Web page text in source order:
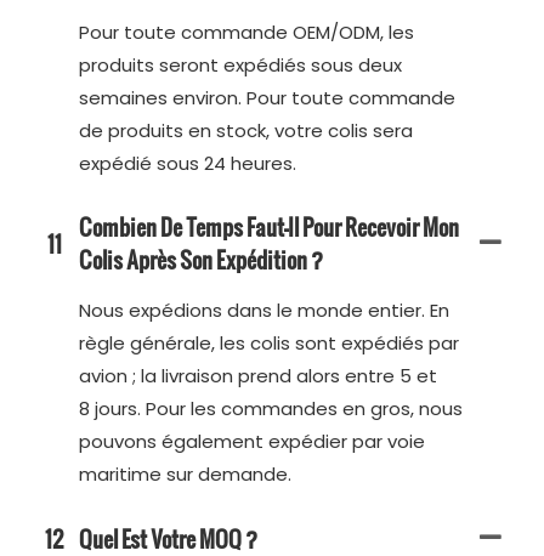
Pour toute commande OEM/ODM, les
produits seront expédiés sous deux
semaines environ. Pour toute commande
de produits en stock, votre colis sera
expédié sous 24 heures.
11 Combien De Temps Faut-Il Pour Recevoir Mon
Colis Après Son Expédition ?
Nous expédions dans le monde entier. En
règle générale, les colis sont expédiés par
avion ; la livraison prend alors entre 5 et
8 jours. Pour les commandes en gros, nous
pouvons également expédier par voie
maritime sur demande.
12 Quel Est Votre MOQ ?